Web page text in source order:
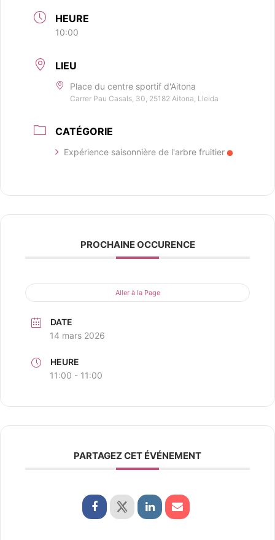
HEURE
10:00
LIEU
Place du centre sportif d'Aitona
Carrer Pau Casals, 30, 25182 Aitona, Lleida
CATÉGORIE
Expérience saisonnière de l'arbre fruitier
PROCHAINE OCCURENCE
Aller à la Page
DATE
14 mars 2026
HEURE
11:00 - 11:00
PARTAGEZ CET ÉVÉNEMENT